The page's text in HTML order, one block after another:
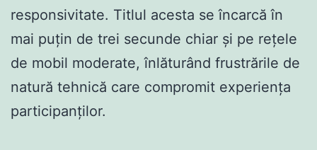
responsivitate. Titlul acesta se încarcă în
mai puțin de trei secunde chiar și pe rețele
de mobil moderate, înlăturând frustrările de
natură tehnică care compromit experiența
participanților.